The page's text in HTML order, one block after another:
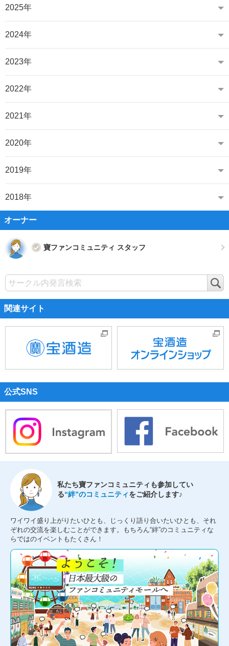
2025年
2024年
2023年
2022年
2021年
2020年
2019年
2018年
オーナー
寶ファンコミュニティ スタッフ
関連サイト
公式SNS
私たち寶ファンコミュニティも参加してい
る“絆”のコミュニティをご紹介します♪
ワイワイ盛り上がりたいひとも、じっくり語り合いたいひとも、それ
ぞれの交流を楽しむことができます。もちろん“絆”のコミュニティな
らではのイベントもたくさん！